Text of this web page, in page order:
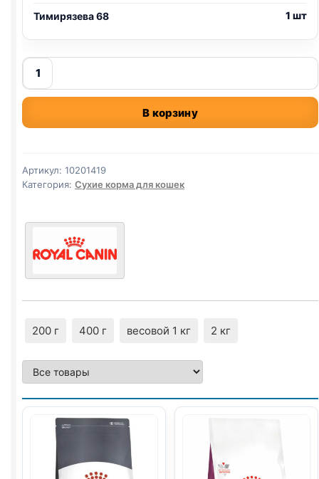
Тимирязева 68 1 шт
Количество
товара
Royal
сух.
2кг
В корзину
Артикул: 10201419
Категория: Сухие корма для кошек
200 г 400 г весовой 1 кг 2 кг